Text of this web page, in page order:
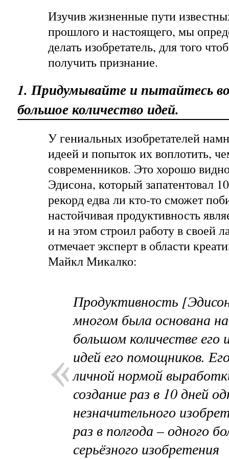
Изучив жизненные пути
прошлого и настоящего, мы
делать изобретатель, для того
получить признание.
1. Придумывайте и пытайтесь
большое количество идей.
У гениальных изобретателей
идеей и попыток их воплотить,
современников. Это хорошо
Эдисона, который запатентовал
рекорд едва ли кто-то сможет
настойчивая продуктивность
и на этом строил работу в своей
отмечает эксперт в области
Майкл Микалко:
Продуктивность
многом была основана на
большом количестве его
идей его помощников.
личной нормой
создание раз в 10 дней
незначительного
раз в полгода – одного
серьёзного изобретения